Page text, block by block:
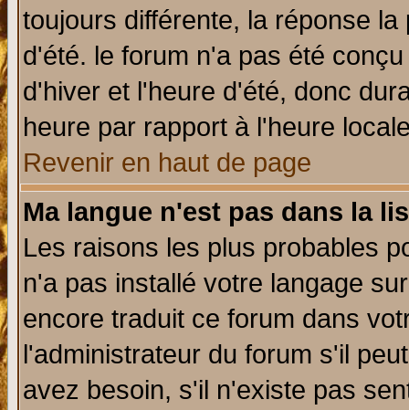
toujours différente, la réponse
d'été. le forum n'a pas été
d'hiver et l'heure d'été, donc
heure par rapport à l'heure
Revenir en haut de page
Ma langue n'est pas dans la
Les raisons les plus probables
n'a pas installé votre langage
encore traduit ce forum dans
l'administrateur du forum s'il
avez besoin, s'il n'existe pas